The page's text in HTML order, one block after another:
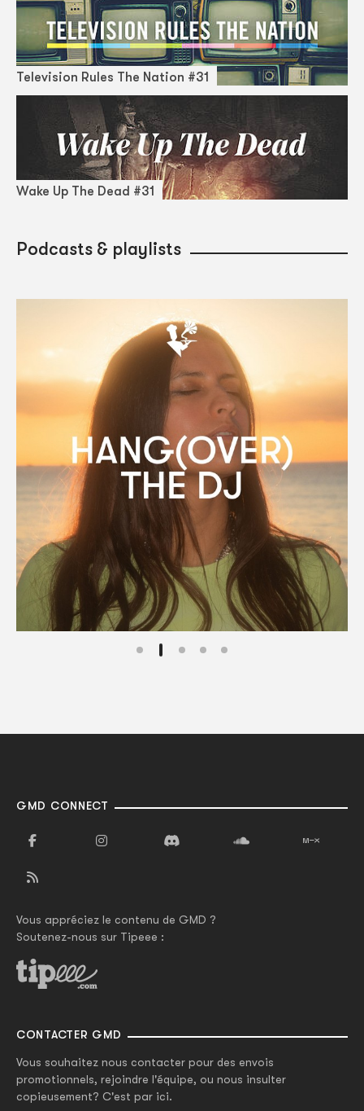
Television Rules The Nation #31
Wake Up The Dead #31
Podcasts & playlists
GMD CONNECT
Vous appréciez le contenu de GMD ?
Soutenez-nous sur Tipeee :
CONTACTER GMD
Vous souhaitez nous contacter pour des envois
promotionnels, rejoindre l'équipe, ou nous insulter
copieusement? C'est par ici.